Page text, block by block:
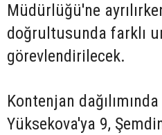
Müdürlüğü'ne
doğrultusunda farklı
görevlendirilecek.
Kontenjan
Yüksekova'ya 9,